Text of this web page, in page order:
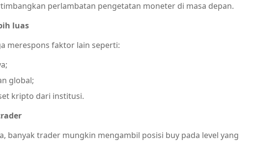
perlambatan pengetatan moneter di masa depan.
luas
merespons faktor lain seperti:
global;
kripto dari institusi.
banyak trader mungkin mengambil posisi buy pada level yang